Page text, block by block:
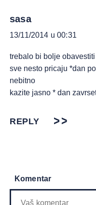
sasa
13/11/2014 u 00:31
trebalo bi bolje
sve nesto pricaju *dan
nebitno
kazite jasno * dan
REPLY
Komentar